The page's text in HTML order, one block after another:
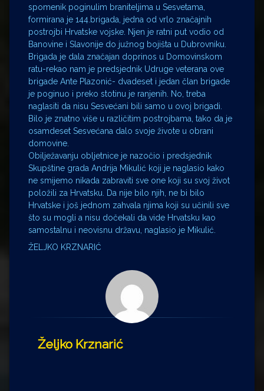
spomenik poginulim braniteljima u Sesvetama,
formirana je 144.brigada, jedna od vrlo značajnih
postrojbi Hrvatske vojske. Njen je ratni put vodio od
Banovine i Slavonije do južnog bojišta u Dubrovniku.
Brigada je dala značajan doprinos u Domovinskom
ratu-rekao nam je predsjednik Udruge veterana ove
brigade Ante Plazonić- dvadeset i jedan član brigade
je poginuo i preko stotinu je ranjenih. No, treba
naglasiti da nisu Sesvećani bili samo u ovoj brigadi.
Bilo je znatno više u različitim postrojbama, tako da je
osamdeset Sesvećana dalo svoje živote u obrani
domovine.
Obilježavanju obljetnice je nazočio i predsjednik
Skupštine grada Andrija Mikulić koji je naglasio kako
ne smijemo nikada zabraviti sve one koji su svoj život
položili za Hrvatsku. Da nije bilo njih, ne bi bilo
Hrvatske i još jednom zahvala njima koji su učinili sve
što su mogli a nisu dočekali da vide Hrvatsku kao
samostalnu i neovisnu državu, naglasio je Mikulić.
ŽELJKO KRZNARIĆ
Željko Krznarić